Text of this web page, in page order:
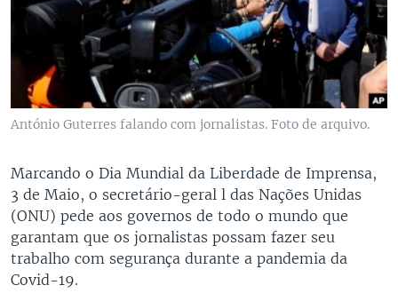
António Guterres falando com jornalistas. Foto de arquivo.
Marcando o Dia Mundial da Liberdade de Imprensa,
3 de Maio, o secretário-geral l das Nações Unidas
(ONU) pede aos governos de todo o mundo que
garantam que os jornalistas possam fazer seu
trabalho com segurança durante a pandemia da
Covid-19.